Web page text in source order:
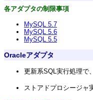
各アダプタの制限事項
MySQL 5.7
MySQL 5.6
MySQL 5.5
Oracleアダプタ
更新系SQL実行処理で
ストアドプロシージャ